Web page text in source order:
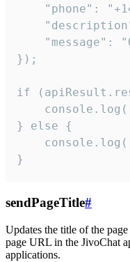
"phone":
"message":
});
if
} else {
}
sendPageTitle#
Updates the title of the
page URL in the JivoChat
applications.